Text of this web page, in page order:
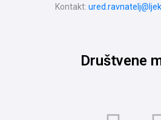
Kontakt:
Društvene